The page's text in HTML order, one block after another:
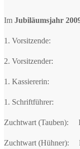
Im Jubiläumsjahr
1. Vorsitzende:
2. Vorsitzender:
1. Kassiererin:
1. Schriftführer:
Zuchtwart (Tauben):
Zuchtwart (Hühner):